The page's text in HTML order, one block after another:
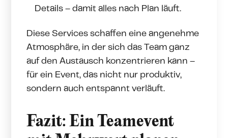
Details – damit alles nach Plan läuft.
Diese Services schaffen eine angenehme
Atmosphäre, in der sich das Team ganz
auf den Austausch konzentrieren kann –
für ein Event, das nicht nur produktiv,
sondern auch entspannt verläuft.
Fazit: Ein Teamevent